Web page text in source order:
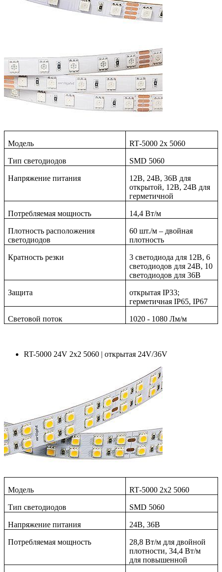
Модель RT-5000 2x 5060
Тип светодиодов SMD 5060
Напряжение питания
12В, 24В, 36В для
открытой, 12В, 24В для
герметичной
Потребляемая мощность 14,4 Вт/м
Плотность расположения
светодиодов
60 шт./м – двойная
плотность
Кратность резки
3 светодиода для 12В, 6
светодиодов для 24В, 10
светодиодов для 36В
Защита
открытая IP33;
герметичная IP65, IP67
Световой поток 1020 - 1080 Лм/м
RT-5000 24V 2x2 5060 | открытая 24V/36V
Модель RT-5000 2x2 5060
Тип светодиодов SMD 5060
Напряжение питания 24В, 36В
Потребляемая мощность
28,8 Вт/м для двойной
плотности, 34,4 Вт/м
для повышенной